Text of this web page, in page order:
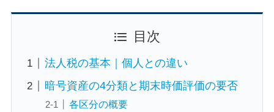
目次
法人税の基本｜個人との違い
暗号資産の4分類と期末時価評価の要否
各区分の概要